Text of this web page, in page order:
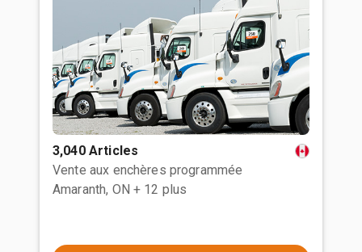
3,040 Articles
Vente aux enchères programmée
Amaranth, ON + 12 plus